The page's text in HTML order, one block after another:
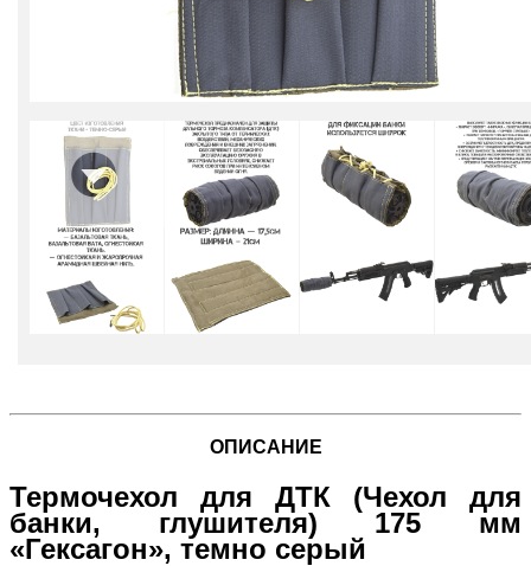
ОПИСАНИЕ
Термочехол для ДТК (Чехол для
банки, глушителя) 175 мм
«Гексагон», темно серый